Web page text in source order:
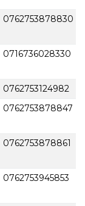
0762753878830
0716736028330
0762753124982
0762753878847
0762753878861
0762753945853